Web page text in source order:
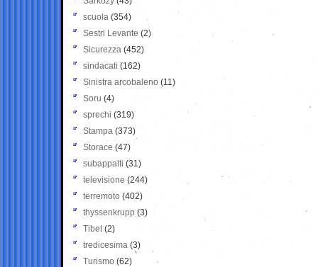
scuola (354)
Sestri Levante (2)
Sicurezza (452)
sindacati (162)
Sinistra arcobaleno (11)
Soru (4)
sprechi (319)
Stampa (373)
Storace (47)
subappalti (31)
televisione(244)
terremoto (402)
thyssenkrupp (3)
Tibet(2)
tredicesima (3)
Turismo (62)